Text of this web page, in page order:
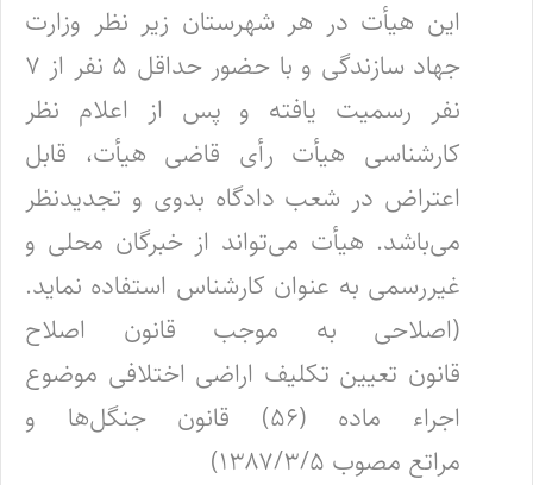
‌این هیأت در هر شهرستان زیر نظر وزارت
جهاد سازندگی و با حضور حداقل ۵ نفر از ۷
نفر رسمیت یافته و پس از اعلام نظر
کارشناسی هیأت رأی قاضی‌ هیأت‌، قابل
اعتراض در شعب دادگاه بدوی و تجدیدنظر
می‌باشد. هیأت می‌تواند از خبرگان محلی و
غیررسمی به عنوان کارشناس استفاده نماید.
(اصلاحی به موجب قانون اصلاح
قانون تعیین تکلیف اراضی اختلافی موضوع
اجراء ماده (۵۶) قانون جنگل‌ها و
مراتع مصوب ۱۳۸۷/۳/۵)